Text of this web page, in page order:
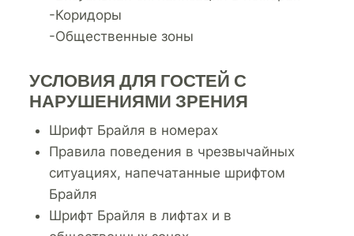
-Коридоры
-Общественные зоны
УСЛОВИЯ ДЛЯ ГОСТЕЙ С
НАРУШЕНИЯМИ ЗРЕНИЯ
Шрифт Брайля в номерах
Правила поведения в чрезвычайных
ситуациях, напечатанные шрифтом
Брайля
Шрифт Брайля в лифтах и в